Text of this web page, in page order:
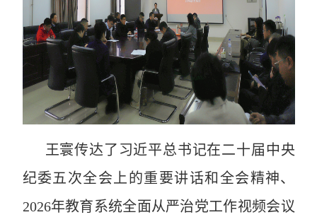
王寰传达了习近平总书记在二十届中央
纪委五次全会上的重要讲话和全会精神、
2026年教育系统全面从严治党工作视频会议